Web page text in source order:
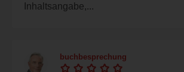
Inhaltsangabe,...
buchbesprechung